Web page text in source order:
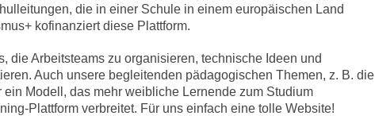
die in einer Schule in einem europäischen Land
kofinanziert diese Plattform.
die Arbeitsteams zu organisieren, technische Ideen und
Auch unsere begleitenden pädagogischen Themen, z. B. die
Modell, das mehr weibliche Lernende zum Studium
Plattform verbreitet. Für uns einfach eine tolle Website!